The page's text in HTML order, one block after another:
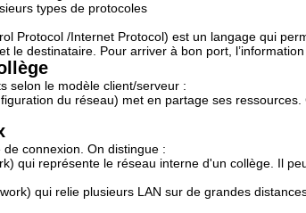
types de protocoles
Protocol /Internet Protocol) est un langage qui
le destinataire. Pour arriver à bon port,
selon le modèle client/serveur :
du réseau) met en partage ses
connexion. On distingue :
qui représente le réseau interne d'un collège. Il
qui relie plusieurs LAN sur de grandes